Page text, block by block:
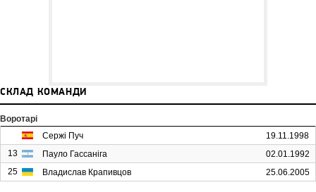
СКЛАД КОМАНДИ
Воротарі
Сержі Пуч
19.11.1998
13
Пауло Гассаніга
02.01.1992
25
Владислав Крапивцов 25.06.2005